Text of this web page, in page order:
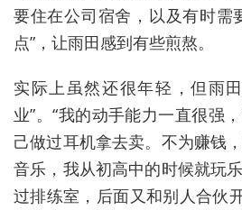
要住在公司宿舍，以及有时需
点”，让雨田感到有些煎熬。
实际上虽然还很年轻，但雨
业”。“我的动手能力一直很强
己做过耳机拿去卖。不为赚钱
音乐，我从初高中的时候就玩
过排练室，后面又和别人合伙